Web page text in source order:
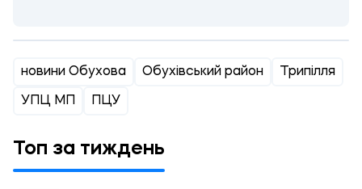
новини Обухова Обухівський район Трипілля
УПЦ МП ПЦУ
Топ за тиждень